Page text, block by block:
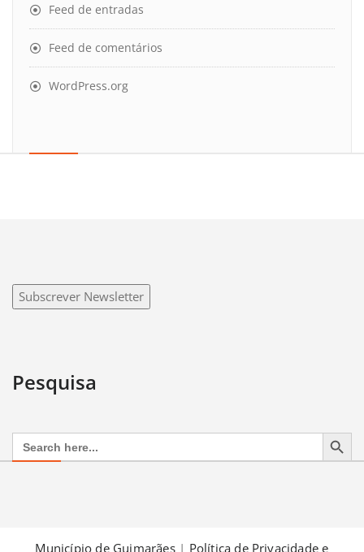
Feed de entradas
Feed de comentários
WordPress.org
Subscrever Newsletter
Pesquisa
Search
for:
Search Button
Município de Guimarães| Política de Privacidade e